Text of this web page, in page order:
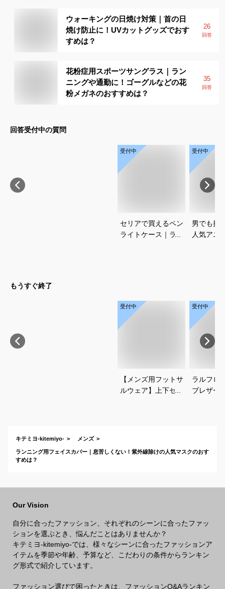
ウォーキングの日焼け対策｜首の日
焼け防止に！UVカットグッズでおす
すめは？
26
回答
花粉症用スポーツサングラス｜ラン
ニングや通勤に！ゴーグルなどの花
粉メガネのおすすめは？
35
回答
回答受付中の質問
受付中
セリアで買えるペン
ライトケース｜ライ
受付中
男でも挑
人気アニ
もうすぐ終了
受付中
【メンズ用フットサ
ルウェア】上下セッ
受付中
ラルフロ
ブレザー
キテミヨ-kitemiyo- メンズ
ランニング用フェイスカバー｜息苦しくない！紫外線除けの人気マスクのおす
すめは？
Our Vision
自分に合ったファッション、それぞれのシーンに合ったファッ
ションを選ぶとき、悩んだことはありませんか？
キテミヨ-kitemiyo-では、様々なシーンに合ったファッションア
イテムを季節や年齢、予算など、こだわりの条件からランキン
グ形式で紹介しています。
ファッション選びで困ったときは、ファッションQ&Aランキン